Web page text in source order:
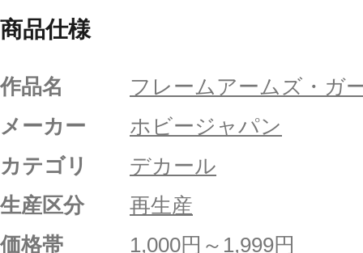
商品仕様
作品名
フレームアームズ・ガ
メーカー
ホビージャパン
カテゴリ
デカール
生産区分
再生産
価格帯
1,000円～1,999円